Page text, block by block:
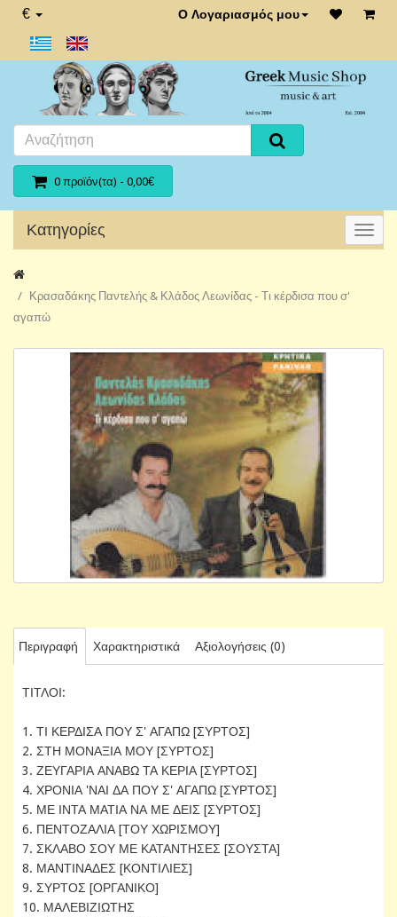
€ Ο Λογαριασμός μου
0 προϊόν(τα) - 0,00€
Κατηγορίες
Κρασαδάκης Παντελής & Κλάδος Λεωνίδας - Τι κέρδισα που σ'
αγαπώ
Περιγραφή Χαρακτηριστικά Αξιολογήσεις (0)
ΤΙΤΛΟΙ:
1. ΤΙ ΚΕΡΔΙΣΑ ΠΟΥ Σ' ΑΓΑΠΩ [ΣΥΡΤΟΣ]
2. ΣΤΗ ΜΟΝΑΞΙΑ ΜΟΥ [ΣΥΡΤΟΣ]
3. ΖΕΥΓΑΡΙΑ ΑΝΑΒΩ ΤΑ ΚΕΡΙΑ [ΣΥΡΤΟΣ]
4. ΧΡΟΝΙΑ 'ΝΑΙ ΔΑ ΠΟΥ Σ' ΑΓΑΠΩ [ΣΥΡΤΟΣ]
5. ΜΕ ΙΝΤΑ ΜΑΤΙΑ ΝΑ ΜΕ ΔΕΙΣ [ΣΥΡΤΟΣ]
6. ΠΕΝΤΟΖΑΛΙΑ [ΤΟΥ ΧΩΡΙΣΜΟΥ]
7. ΣΚΛΑΒΟ ΣΟΥ ΜΕ ΚΑΤΑΝΤΗΣΕΣ [ΣΟΥΣΤΑ]
8. ΜΑΝΤΙΝΑΔΕΣ [ΚΟΝΤΙΛΙΕΣ]
9. ΣΥΡΤΟΣ [ΟΡΓΑΝΙΚΟ]
10. ΜΑΛΕΒΙΖΙΩΤΗΣ